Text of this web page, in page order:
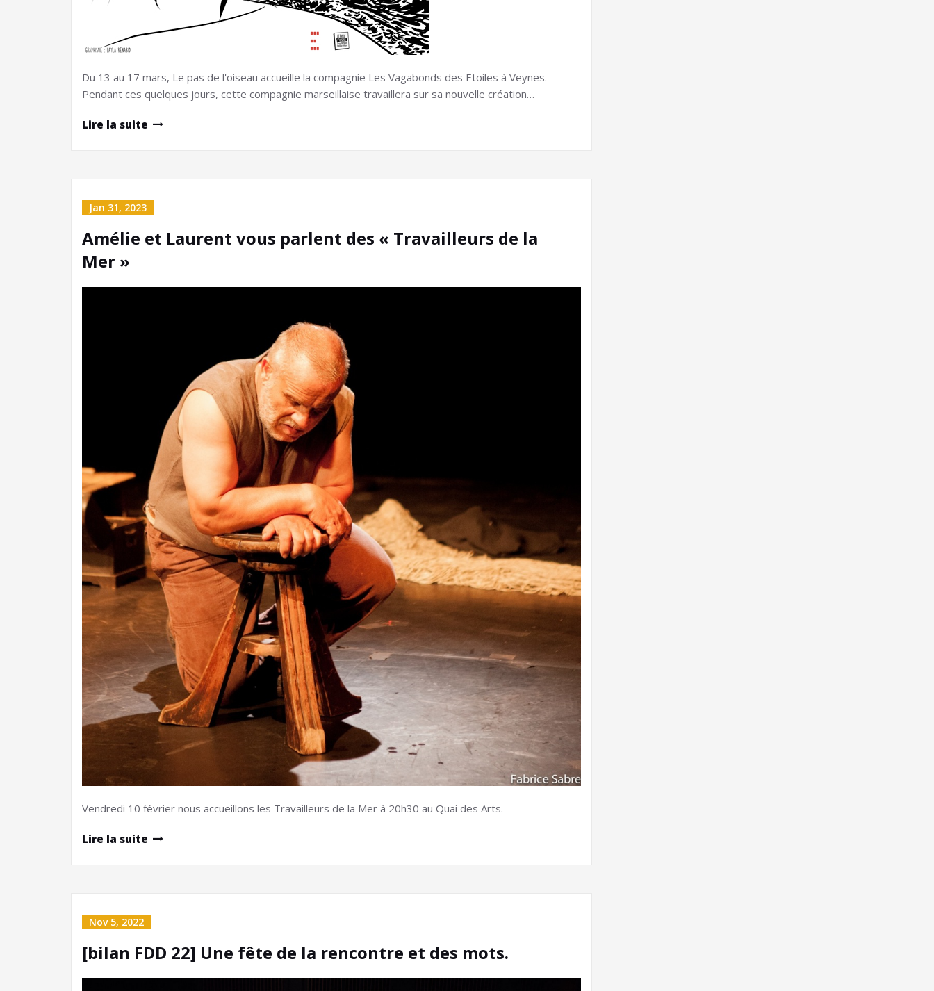
Du 13 au 17 mars, Le pas de l'oiseau accueille la compagnie Les Vagabonds des Etoiles à Veynes.
Pendant ces quelques jours, cette compagnie marseillaise travaillera sur sa nouvelle création…
Lire la suite
Jan 31, 2023
Amélie et Laurent vous parlent des « Travailleurs de la
Mer »
Vendredi 10 février nous accueillons les Travailleurs de la Mer à 20h30 au Quai des Arts.
Lire la suite
Nov 5, 2022
[bilan FDD 22] Une fête de la rencontre et des mots.